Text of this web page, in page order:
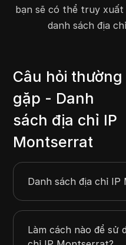
bạn sẽ có thể truy xuất
danh sách địa
Câu hỏi thường
gặp - Danh
sách địa chỉ IP
Montserrat
Danh sách địa chỉ IP
Làm cách nào để sử